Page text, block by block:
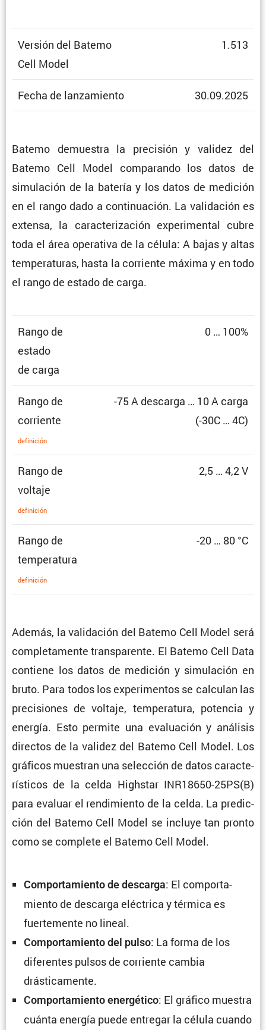
Versión del Batemo
Cell Model
1.513
Fecha de lanzamiento 30.09.2025
Batemo demuestra la preci­sión y validez del
Batemo Cell Model compa­rando los datos de
simula­ción de la batería y los datos de medición
en el rango dado a conti­nua­ción. La valida­ción es
extensa, la carac­te­ri­za­ción experi­mental cubre
toda el área opera­tiva de la célula: A bajas y altas
tempe­ra­turas, hasta la corriente máxima y en todo
el rango de estado de carga.
Rango de
estado
de carga
0 … 100%
Rango de
corriente
defini­ción
-75 A descarga … 10 A carga
(-30C … 4C)
Rango de
voltaje
defini­ción
2,5 … 4,2 V
Rango de
temperatura
defini­ción
-20 … 80 °C
Además, la valida­ción del Batemo Cell Model será
comple­ta­mente trans­pa­rente. El Batemo Cell Data
contiene los datos de medición y simula­ción en
bruto. Para todos los experi­mentos se calculan las
preci­siones de voltaje, tempe­ra­tura, potencia y
energía. Esto permite una evalua­ción y análisis
directos de la validez del Batemo Cell Model. Los
gráficos muestran una selec­ción de datos carac­te­
rís­ticos de la celda Highstar INR18650-25PS(B)
para evaluar el rendi­miento de la celda. La predic­
ción del Batemo Cell Model se incluye tan pronto
como se complete el Batemo Cell Model.
Compor­ta­miento de descarga: El compor­ta­
miento de descarga eléctrica y térmica es
fuerte­mente no lineal.
Compor­ta­miento del pulso: La forma de los
diferentes pulsos de corriente cambia
drásticamente.
Compor­ta­miento energé­tico: El gráfico muestra
cuánta energía puede entregar la célula cuando